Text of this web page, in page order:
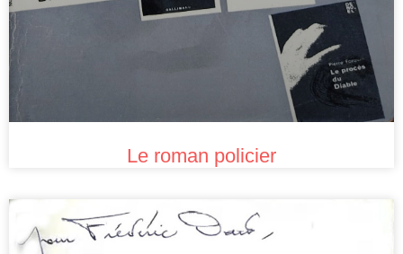
Le roman policier